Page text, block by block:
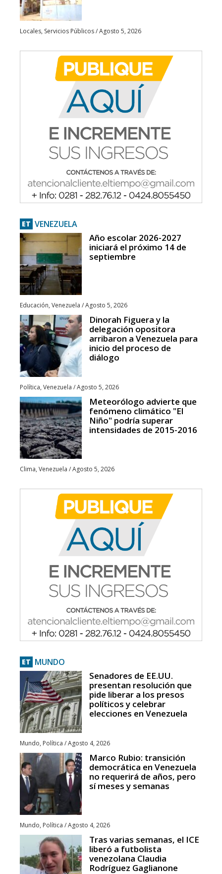
Locales, Servicios Públicos/Agosto 5, 2026
ET VENEZUELA
Año escolar 2026-2027
iniciará el próximo 14 de
septiembre
Educación, Venezuela /Agosto 5, 2026
Dinorah Figuera y la
delegación opositora
arribaron a Venezuela para
inicio del proceso de
diálogo
Política, Venezuela /Agosto 5, 2026
Meteorólogo advierte que
fenómeno climático "El
Niño" podría superar
intensidades de 2015-2016
Clima, Venezuela /Agosto 5, 2026
ET MUNDO
Senadores de EE.UU.
presentan resolución que
pide liberar a los presos
políticos y celebrar
elecciones en Venezuela
Mundo, Política /Agosto 4, 2026
Marco Rubio: transición
democrática en Venezuela
no requerirá de años, pero
sí meses y semanas
Mundo, Política /Agosto 4, 2026
Tras varias semanas, el ICE
liberó a futbolista
venezolana Claudia
Rodríguez Gaglianone